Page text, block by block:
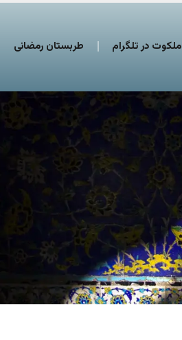
ملکوت در تلگرام طربستان رمضانی